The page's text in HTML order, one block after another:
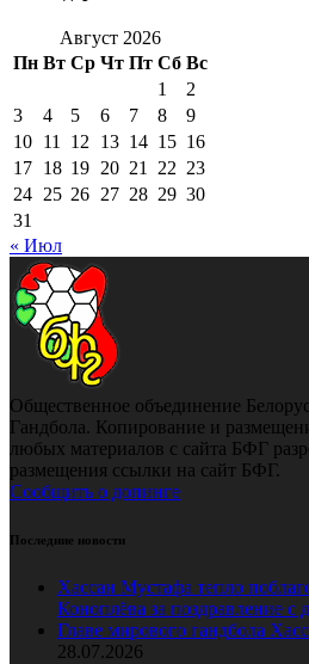
Август 2026
Пн Вт Ср Чт Пт Сб Вс
1
2
3
4 5 6 7 8
9
10 11 12 13 14 15 16
17 18 19 20 21 22 23
24 25 26 27 28 29 30
31
« Июл
Общественное объединение
Гандбола. Копирование и
любых материалов с сайта БФГ
размещения ссылки на сайт БФГ.
Сообщить о допинге
Последние новости
Хассан Мустафа тепло
Коноплёва за поздравление с
Главе мирового гандбола
28.07.2026